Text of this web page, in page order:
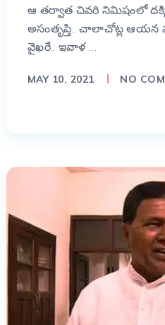
ఆ తర్వాత చివరి నిమిషంలో
అసంతృప్తి.. చాలాచోట్ల ఆయన
వైఖరే.. ఇవాళ …
MAY 10, 2021 NO